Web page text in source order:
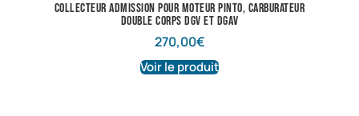
collecteur admission pour moteur pinto, carburateur
double corps DGV et DGAV
270,00€
Voir le produit